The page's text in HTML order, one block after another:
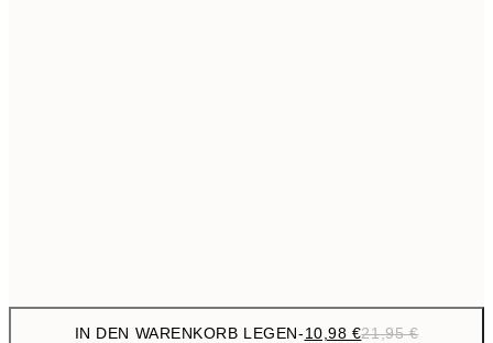
IN DEN WARENKORB LEGEN-10,98 €21,95 €